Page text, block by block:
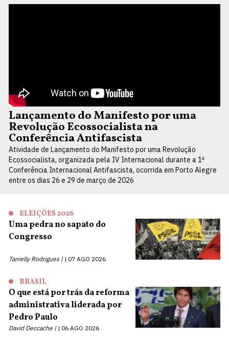
Lançamento do Manifesto por uma
Revolução Ecossocialista na
Conferência Antifascista
Atividade de Lançamento do Manifesto por uma Revolução
Ecossocialista, organizada pela IV Internacional durante a 1ª
Conferência Internacional Antifascista, ocorrida em Porto Alegre
entre os dias 26 e 29 de março de 2026
ELEIÇÕES 2026
Uma pedra no sapato do
Congresso
Tanielly Rodrigues | 07 AGO 2026
BRASIL
O que está por trás da reforma
administrativa liderada por
Pedro Paulo
David Deccache | 06 AGO 2026